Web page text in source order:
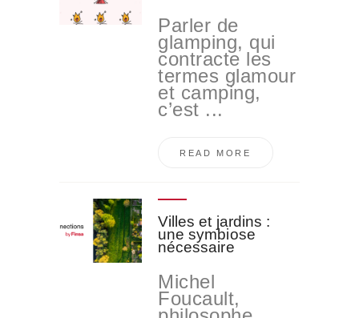
Parler de
glamping, qui
contracte les
termes glamour
et camping,
c’est ...
READ MORE
Villes et jardins :
une symbiose
nécessaire
Michel
Foucault,